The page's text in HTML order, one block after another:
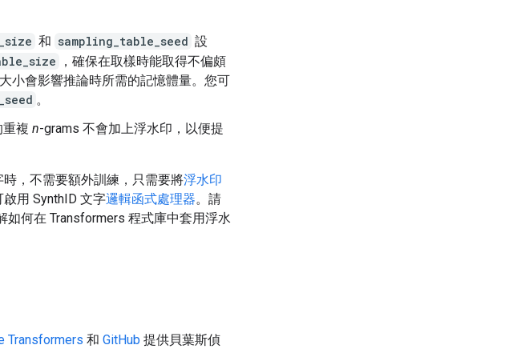
和 sampling_table_seed 設
，確保在取樣時能取得不偏頗
小會影響推論時所需的記憶體量。您可
。
複 n-grams 不會加上浮水印，以便提
，不需要額外訓練，只需要將浮水印
用 SynthID 文字邏輯函式處理器。請
如何在 Transformers 程式庫中套用浮水
Transformers 和 GitHub 提供貝葉斯偵